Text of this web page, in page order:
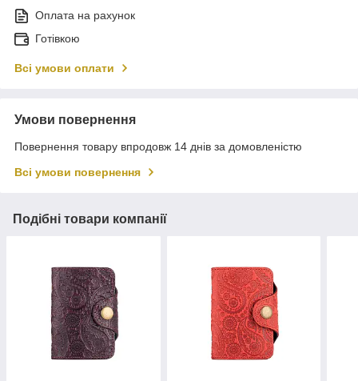
Оплата на рахунок
Готівкою
Всі умови оплати
Умови повернення
Повернення товару впродовж 14 днів за домовленістю
Всі умови повернення
Подібні товари компанії